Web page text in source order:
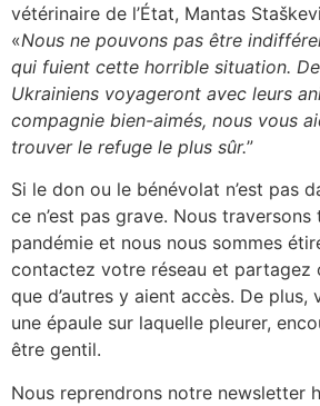
vétérinaire de l’État, Mantas
«Nous ne pouvons pas être
qui fuient cette horrible situation.
Ukrainiens voyageront avec leurs
compagnie bien-aimés, nous vous
trouver le refuge le plus sûr.”
Si le don ou le bénévolat n’est pas
ce n’est pas grave. Nous traversons
pandémie et nous nous sommes
contactez votre réseau et partagez
que d’autres y aient accès. De
une épaule sur laquelle pleurer,
être gentil.
Nous reprendrons notre newsletter